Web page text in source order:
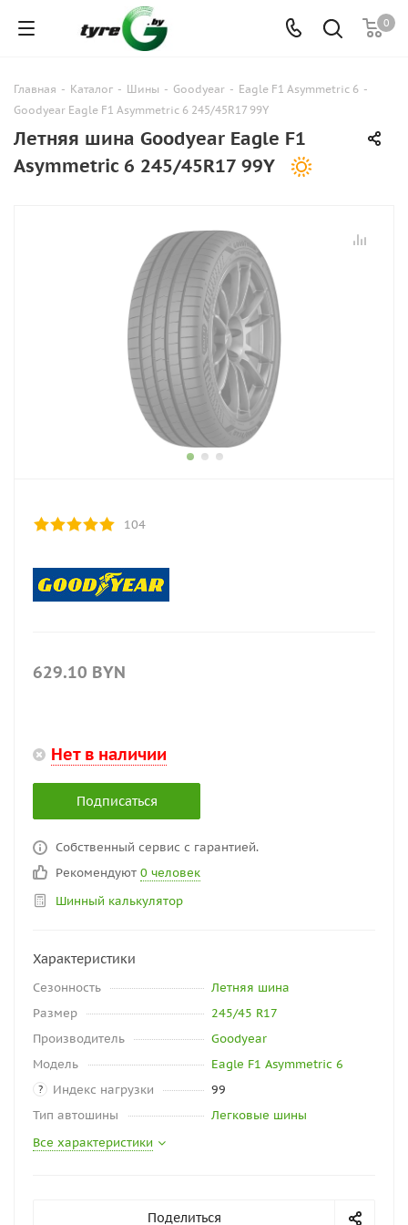
0
Главная - Каталог - Шины - Goodyear - Eagle F1 Asymmetric 6 -
Goodyear Eagle F1 Asymmetric 6 245/45R17 99Y
Летняя шина Goodyear Eagle F1
Asymmetric 6 245/45R17 99Y
104
629.10 BYN
Нет в наличии
Подписаться
Собственный сервис с гарантией.
Рекомендуют 0 человек
Шинный калькулятор
Характеристики
Сезонность
Летняя шина
Размер
245/45 R17
Производитель
Goodyear
Модель
Eagle F1 Asymmetric 6
? Индекс нагрузки
99
Тип автошины
Легковые шины
Все характеристики
Поделиться